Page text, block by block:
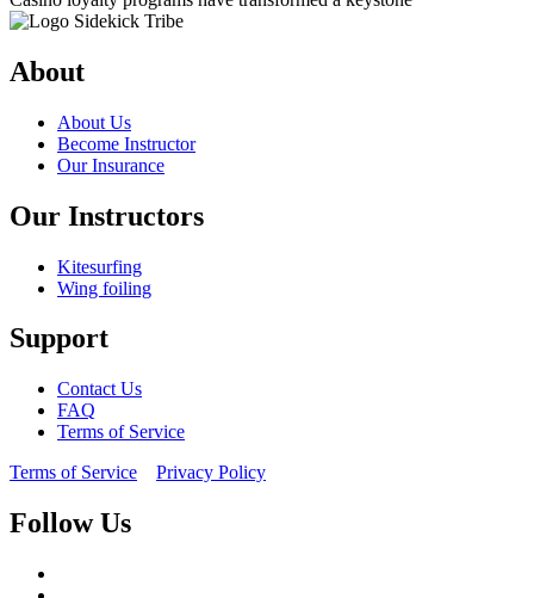
About
About Us
Become Instructor
Our Insurance
Our Instructors
Kitesurfing
Wing foiling
Support
Contact Us
FAQ
Terms of Service
Terms of Service
Privacy Policy
Follow Us